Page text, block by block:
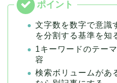
文字数を数字で意識
を分割する基準を知
1キーワードのテー
容
検索ボリュームがあ